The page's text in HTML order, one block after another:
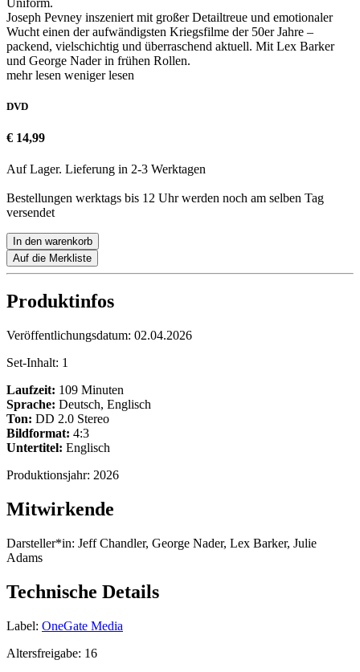
Joseph Pevney inszeniert mit großer Detailtreue und emotionaler
Wucht einen der aufwändigsten Kriegsfilme der 50er Jahre –
packend, vielschichtig und überraschend aktuell. Mit Lex Barker
und George Nader in frühen Rollen.
mehr lesen weniger lesen
DVD
€ 14,99
Auf Lager. Lieferung in 2-3 Werktagen
Bestellungen werktags bis 12 Uhr werden noch am selben Tag
versendet
In den warenkorb
Auf die Merkliste
Produktinfos
Veröffentlichungsdatum: 02.04.2026
Set-Inhalt: 1
Laufzeit: 109 Minuten
Sprache: Deutsch, Englisch
Ton: DD 2.0 Stereo
Bildformat: 4:3
Untertitel: Englisch
Produktionsjahr: 2026
Mitwirkende
Darsteller*in: Jeff Chandler, George Nader, Lex Barker, Julie
Adams
Technische Details
Label: OneGate Media
Altersfreigabe: 16